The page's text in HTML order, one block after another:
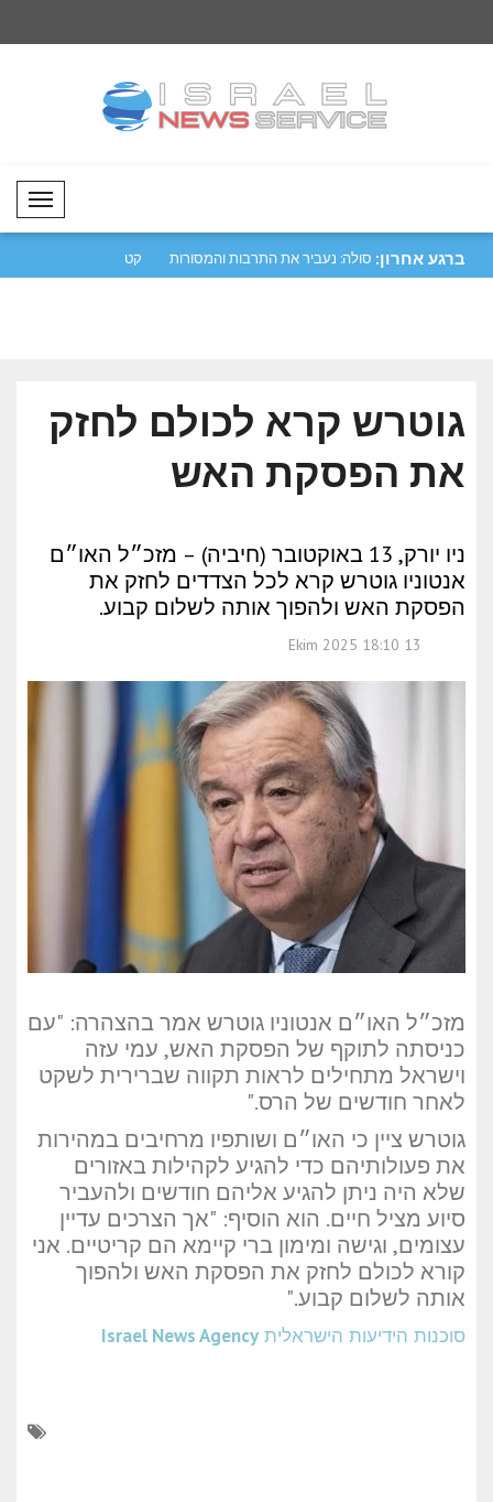
Mobil Menü
ברגע אחרון: מטסולה: נעביר את התרבות והמסורות נגד מכלית
גוטרש קרא לכולם לחזק
את הפסקת האש
ניו יורק, 13 באוקטובר (חיביה) – מזכ״ל האו״ם
אנטוניו גוטרש קרא לכל הצדדים לחזק את
הפסקת האש ולהפוך אותה לשלום קבוע.
13 Ekim 2025 18:10
מזכ״ל האו״ם אנטוניו גוטרש אמר בהצהרה: "עם
כניסתה לתוקף של הפסקת האש, עמי עזה
וישראל מתחילים לראות תקווה שברירית לשקט
לאחר חודשים של הרס."
גוטרש ציין כי האו״ם ושותפיו מרחיבים במהירות
את פעולותיהם כדי להגיע לקהילות באזורים
שלא היה ניתן להגיע אליהם חודשים ולהעביר
סיוע מציל חיים. הוא הוסיף: "אך הצרכים עדיין
עצומים, וגישה ומימון ברי קיימא הם קריטיים. אני
קורא לכולם לחזק את הפסקת האש ולהפוך
אותה לשלום קבוע."
סוכנות הידיעות הישראלית Israel News Agency